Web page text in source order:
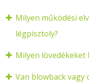
Milyen működési
légpisztoly?
Milyen lövedékeket
Van blowback vagy